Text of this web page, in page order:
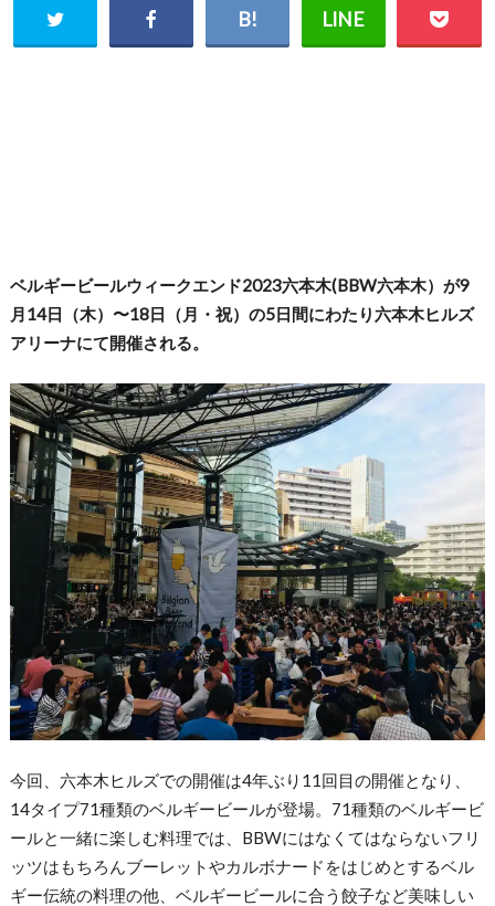
ベルギービールウィークエンド2023六本木(BBW六本木）が9
月14日（木）〜18日（月・祝）の5日間にわたり六本木ヒルズ
アリーナにて開催される。
今回、六本木ヒルズでの開催は4年ぶり11回目の開催となり、
14タイプ71種類のベルギービールが登場。71種類のベルギービ
ールと一緒に楽しむ料理では、BBWにはなくてはならないフリ
ッツはもちろんブーレットやカルボナードをはじめとするベル
ギー伝統の料理の他、ベルギービールに合う餃子など美味しい